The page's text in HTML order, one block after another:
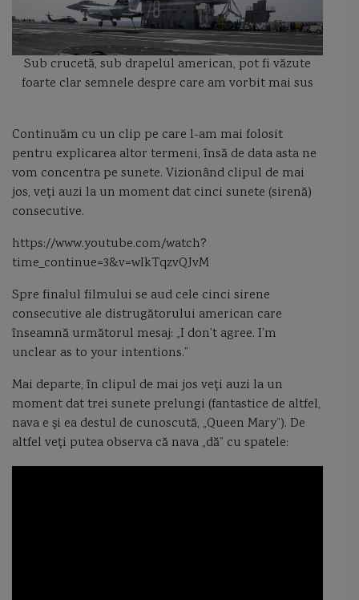
Sub crucetă, sub drapelul american, pot fi văzute
foarte clar semnele despre care am vorbit mai sus
Continuăm cu un clip pe care l-am mai folosit
pentru explicarea altor termeni, însă de data asta ne
vom concentra pe sunete. Vizionând clipul de mai
jos, veţi auzi la un moment dat cinci sunete (sirenă)
consecutive.
https://www.youtube.com/watch?
time_continue=3&v=wIkTqzvQJvM
Spre finalul filmului se aud cele cinci sirene
consecutive ale distrugătorului american care
înseamnă următorul mesaj: „I don’t agree. I’m
unclear as to your intentions.”
Mai departe, în clipul de mai jos veţi auzi la un
moment dat trei sunete prelungi (fantastice de altfel,
nava e şi ea destul de cunoscută, „Queen Mary”). De
altfel veţi putea observa că nava „dă” cu spatele: